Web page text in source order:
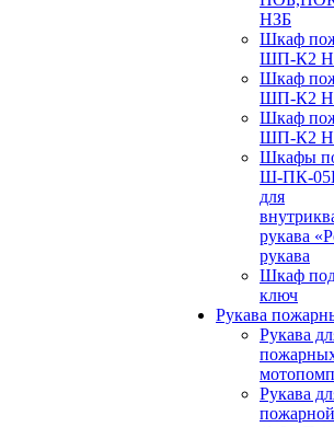
НЗБ
Шкаф
ШП-К2
Шкаф
ШП-К2
Шкаф
ШП-К2
Шкафы
Ш-ПК-
для
рукава
рукава
Шкаф
ключ
Рукава
Рукава
Рукава